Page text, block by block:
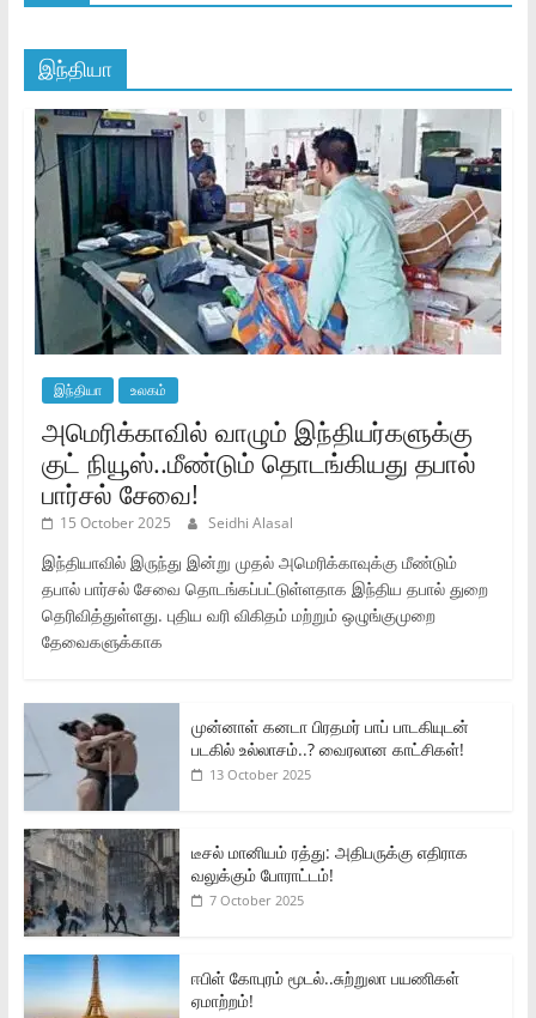
இந்தியா
இந்தியா உலகம்
அமெரிக்காவில் வாழும் இந்தியர்களுக்கு
குட் நியூஸ்..மீண்டும் தொடங்கியது தபால்
பார்சல் சேவை!
15 October 2025 Seidhi Alasal
இந்தியாவில் இருந்து இன்று முதல் அமெரிக்காவுக்கு மீண்டும்
தபால் பார்சல் சேவை தொடங்கப்பட்டுள்ளதாக இந்திய தபால் துறை
தெரிவித்துள்ளது. புதிய வரி விகிதம் மற்றும் ஒழுங்குமுறை
தேவைகளுக்காக
முன்னாள் கனடா பிரதமர் பாப் பாடகியுடன்
படகில் உல்லாசம்..? வைரலான காட்சிகள்!
13 October 2025
டீசல் மானியம் ரத்து: அதிபருக்கு எதிராக
வலுக்கும் போராட்டம்!
7 October 2025
ஈபிள் கோபுரம் மூடல்..சுற்றுலா பயணிகள்
ஏமாற்றம்!